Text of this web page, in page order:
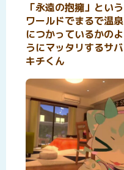
「永遠の抱擁」という
ワールドでまるで温泉
につかっているかのよ
うにマッタリするサバ
キチくん